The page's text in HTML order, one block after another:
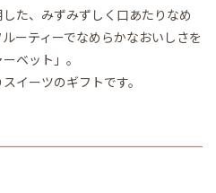
た、みずみずしく口あたりなめ
ーティーでなめらかなおいしさを
ベット」。
イーツのギフトです。